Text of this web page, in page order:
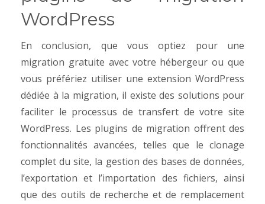
WordPress
En conclusion, que vous optiez pour une
migration gratuite avec votre hébergeur ou que
vous préfériez utiliser une extension WordPress
dédiée à la migration, il existe des solutions pour
faciliter le processus de transfert de votre site
WordPress. Les plugins de migration offrent des
fonctionnalités avancées, telles que le clonage
complet du site, la gestion des bases de données,
l’exportation et l’importation des fichiers, ainsi
que des outils de recherche et de remplacement